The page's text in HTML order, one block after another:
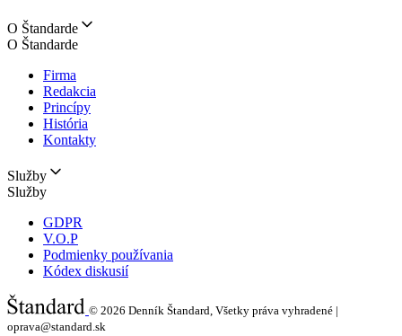
O Štandarde
O Štandarde
Firma
Redakcia
Princípy
História
Kontakty
Služby
Služby
GDPR
V.O.P
Podmienky používania
Kódex diskusií
© 2026 Denník Štandard, Všetky práva vyhradené |
oprava@standard.sk